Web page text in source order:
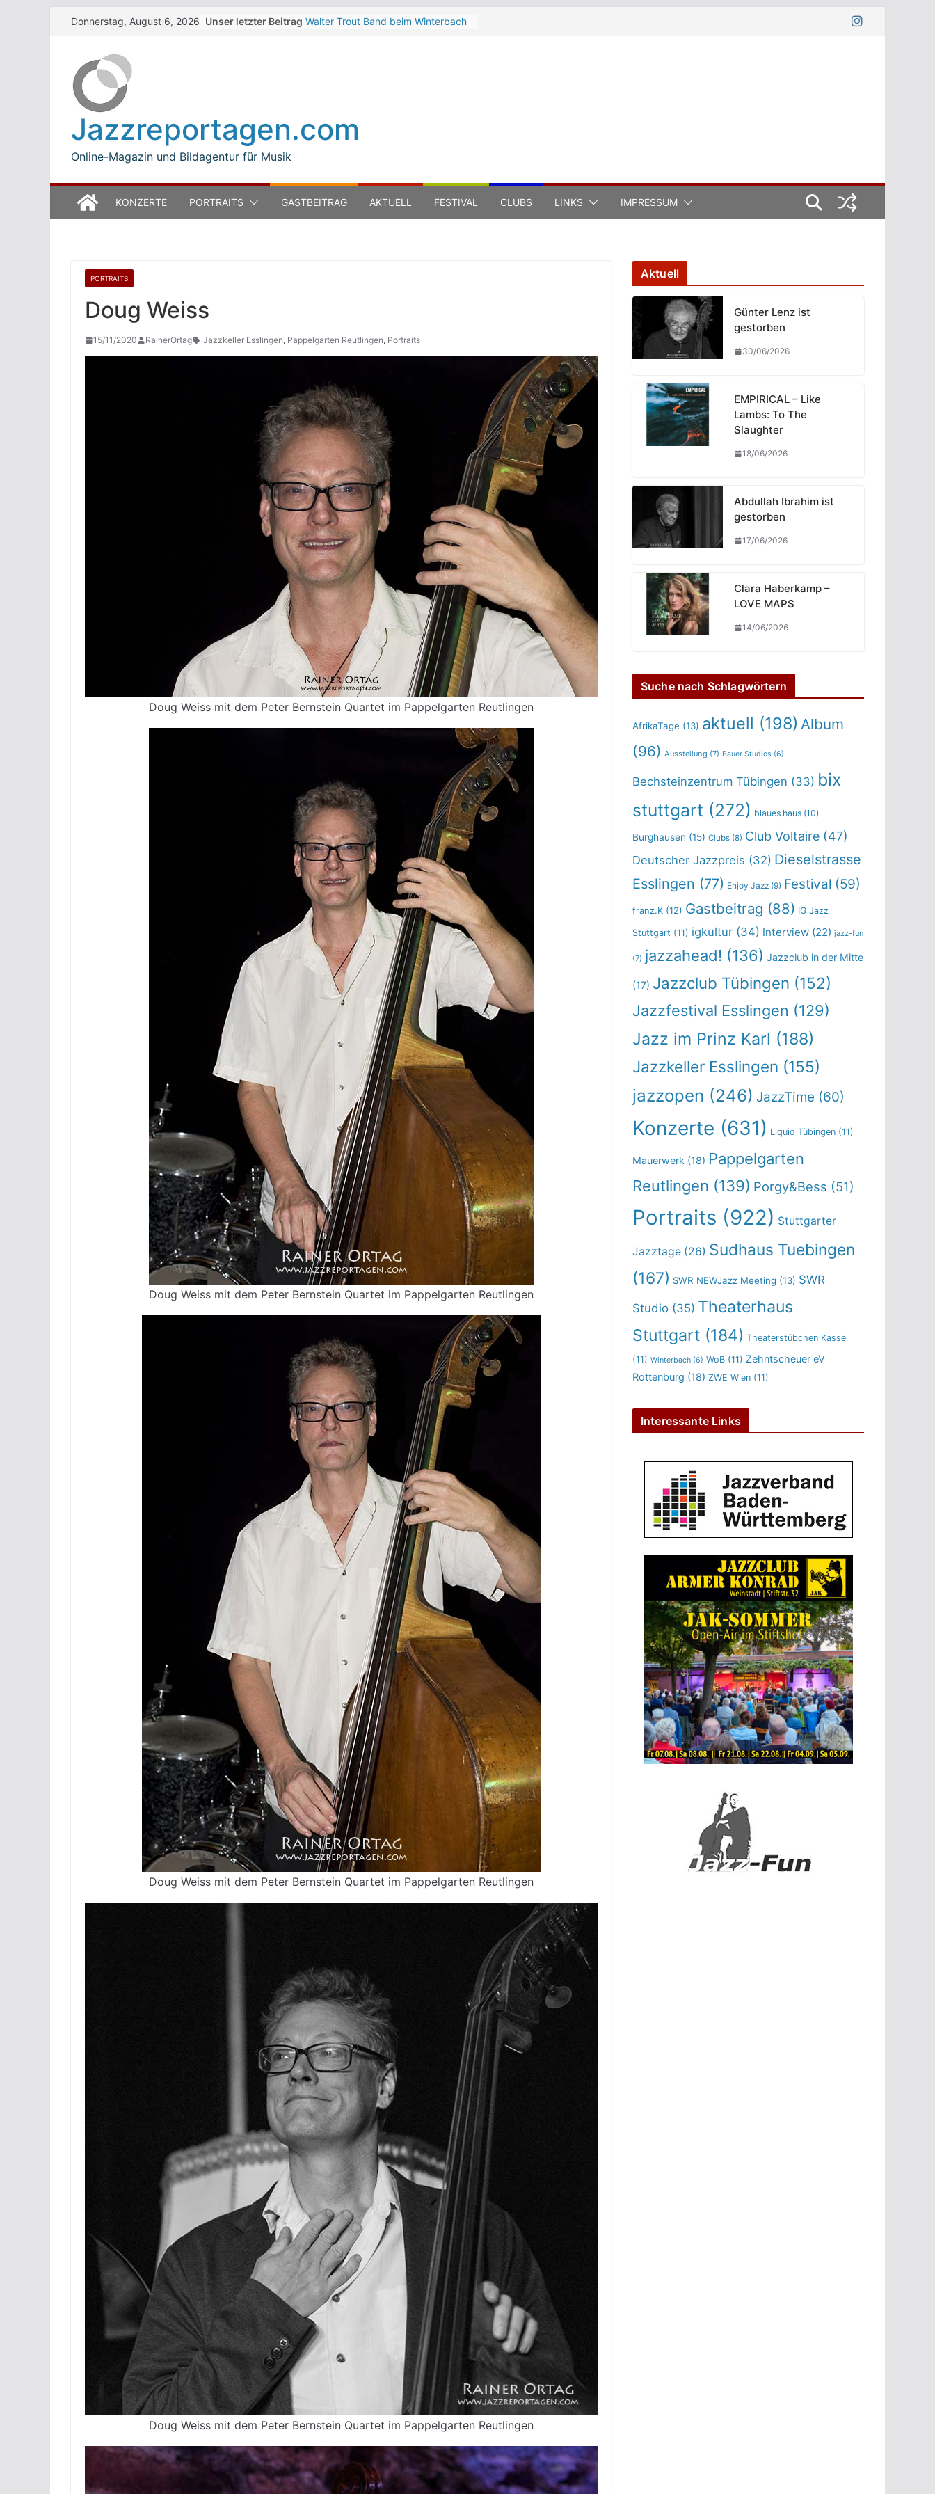
SkipDonnerstag, August 6, 2026 Unser letzter Beitrag Walter Trout Band beim Winterbach
Modena auf der Piazza Roma 2026
Jazzreportagen.com
Online-Magazin und Bildagentur für Musik
KONZERTE PORTRAITS GASTBEITRAG AKTUELL FESTIVAL CLUBS LINKS IMPRESSUM
PORTRAITS
Doug Weiss
15/11/2020 RainerOrtag Jazzkeller Esslingen, Pappelgarten Reutlingen, Portraits
Doug Weiss mit dem Peter Bernstein Quartet im Pappelgarten Reutlingen
Doug Weiss mit dem Peter Bernstein Quartet im Pappelgarten Reutlingen
Doug Weiss mit dem Peter Bernstein Quartet im Pappelgarten Reutlingen
Doug Weiss mit dem Peter Bernstein Quartet im Pappelgarten Reutlingen
Aktuell
Günter Lenz ist
gestorben
30/06/2026
EMPIRICAL – Like
Lambs: To The
Slaughter
18/06/2026
Abdullah Ibrahim ist
gestorben
17/06/2026
Clara Haberkamp –
LOVE MAPS
14/06/2026
Suche nach Schlagwörtern
AfrikaTage (13) aktuell (198) Album
(96) Ausstellung (7) Bauer Studios (6)
Bechsteinzentrum Tübingen (33) bix
stuttgart (272) blaues haus (10)
Burghausen (15) Clubs (8) Club Voltaire (47)
Deutscher Jazzpreis (32) Dieselstrasse
Esslingen (77) Enjoy Jazz (9) Festival (59)
franz.K (12) Gastbeitrag (88) IG Jazz
Stuttgart (11) igkultur (34) Interview (22) jazz-fun
(7) jazzahead! (136) Jazzclub in der Mitte
(17) Jazzclub Tübingen (152)
Jazzfestival Esslingen (129)
Jazz im Prinz Karl (188)
Jazzkeller Esslingen (155)
jazzopen (246) JazzTime (60)
Konzerte (631) Liquid Tübingen (11)
Mauerwerk (18) Pappelgarten
Reutlingen (139) Porgy&Bess (51)
Portraits (922) Stuttgarter
Jazztage (26) Sudhaus Tuebingen
(167) SWR NEWJazz Meeting (13) SWR
Studio (35) Theaterhaus
Stuttgart (184) Theaterstübchen Kassel
(11) Winterbach (6) WoB (11) Zehntscheuer eV
Rottenburg (18) ZWE Wien (11)
Interessante Links